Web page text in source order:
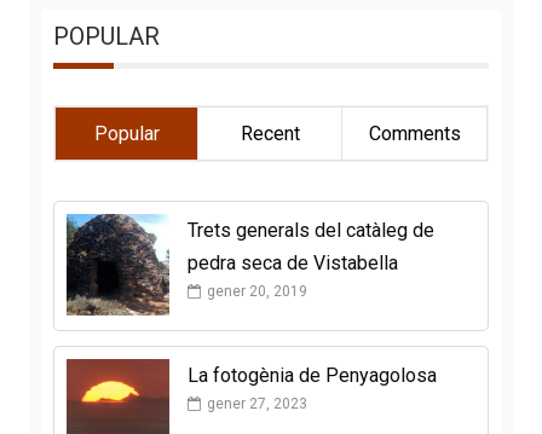
POPULAR
Popular Recent Comments
Trets generals del catàleg de
pedra seca de Vistabella
gener 20, 2019
La fotogènia de Penyagolosa
gener 27, 2023